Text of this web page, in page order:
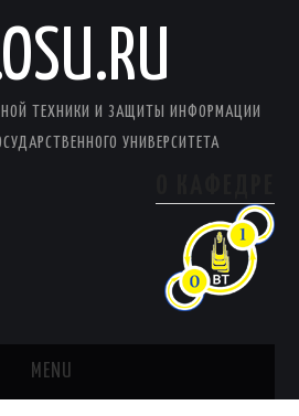
ТЕХНИКИ И ЗАЩИТЫ ИНФОРМАЦИИ
УНИВЕРСИТЕТА
MENU